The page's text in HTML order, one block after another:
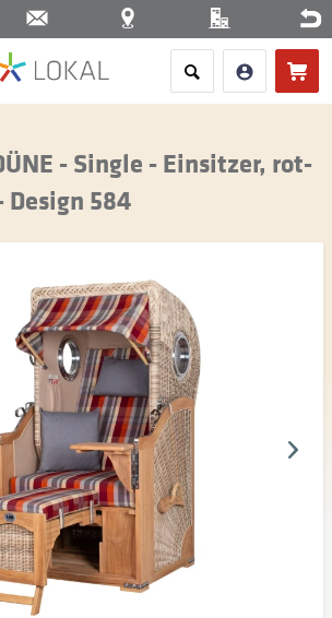
- Single - Einsitzer, rot-
584